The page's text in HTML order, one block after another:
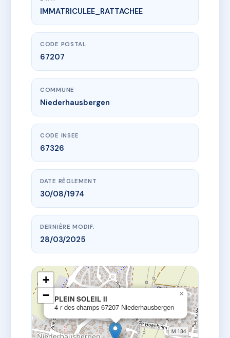
www.vme.plus/AC6748461
PLEIN SOLEIL II
4 r des champs67207 Niederhausbergen
IMMATRICULEE_RATTACHEE
CODE POSTAL
67207
COMMUNE
Niederhausbergen
CODE INSEE
67326
DATE RÈGLEMENT
30/08/1974
DERNIÈRE MODIF.
28/03/2025
PLEIN SOLEIL II
4 r des champs 67207 Niederhausbergen
×
+
−